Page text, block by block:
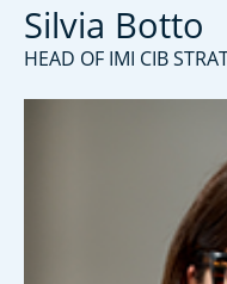
Silvia Botto
HEAD OF IMI CIB